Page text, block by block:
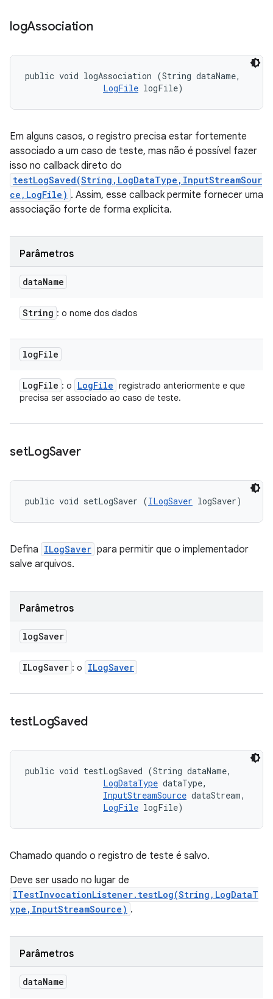
logAssociation
public void logAssociation (String dataName,
LogFile logFile)
Em alguns casos, o registro precisa estar fortemente
associado a um caso de teste, mas não é possível fazer
isso no callback direto do
testLogSaved(String,LogDataType,InputStreamSour
ce,LogFile) . Assim, esse callback permite fornecer uma
associação forte de forma explícita.
Parâmetros
dataName
String : o nome dos dados
logFile
LogFile : o LogFile registrado anteriormente e que
precisa ser associado ao caso de teste.
setLogSaver
public void setLogSaver (ILogSaver logSaver)
Defina ILogSaver para permitir que o implementador
salve arquivos.
Parâmetros
logSaver
ILogSaver : o ILogSaver
testLogSaved
public void testLogSaved (String dataName,
LogDataType dataType,
InputStreamSource dataStream,
LogFile logFile)
Chamado quando o registro de teste é salvo.
Deve ser usado no lugar de
ITestInvocationListener.testLog(String,LogDataT
ype,InputStreamSource) .
Parâmetros
dataName